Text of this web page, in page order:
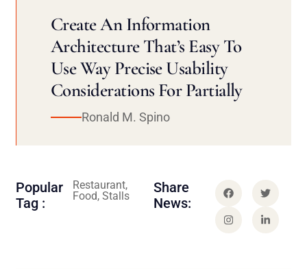
Create An Information
Architecture That’s Easy To
Use Way Precise Usability
Considerations For Partially
Ronald M. Spino
Popular
Tag :
Restaurant,
Food, Stalls
Share
News: